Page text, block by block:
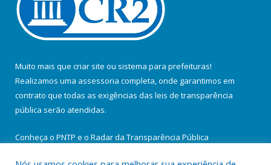
Muito mais que criar site ou sistema para prefeituras!
Realizamos uma assessoria completa, onde garantimos em
contrato que todas as exigências das leis de transparência
pública serão atendidas.
Conheça o PNTP e o Radar da Transparência Pública